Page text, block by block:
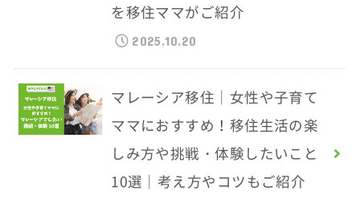
を移住ママがご紹介
2025.10.20
マレーシア移住｜女性や子育て
ママにおすすめ！移住生活の楽
しみ方や挑戦・体験したいこと
10選｜考え方やコツもご紹介